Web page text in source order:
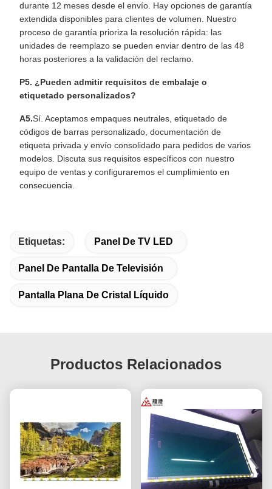
durante 12 meses desde el envío. Hay opciones de garantía
extendida disponibles para clientes de volumen. Nuestro
proceso de garantía prioriza la resolución rápida: las
unidades de reemplazo se pueden enviar dentro de las 48
horas posteriores a la validación del reclamo.
P5. ¿Pueden admitir requisitos de embalaje o
etiquetado personalizados?
A5.Sí. Aceptamos empaques neutrales, etiquetado de
códigos de barras personalizado, documentación de
etiqueta privada y envío consolidado para pedidos de varios
modelos. Discuta sus requisitos específicos con nuestro
equipo de ventas y configuraremos el cumplimiento en
consecuencia.
Etiquetas: Panel De TV LED
Panel De Pantalla De Televisión
Pantalla Plana De Cristal Líquido
Productos Relacionados